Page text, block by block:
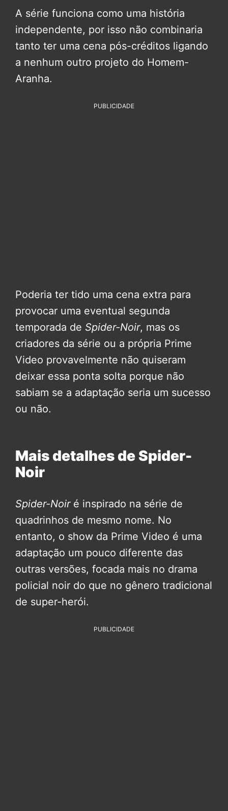
A série funciona como uma história
independente, por isso não combinaria
tanto ter uma cena pós-créditos ligando
a nenhum outro projeto do Homem-
Aranha.
PUBLICIDADE
Poderia ter tido uma cena extra para
provocar uma eventual segunda
temporada de Spider-Noir, mas os
criadores da série ou a própria Prime
Video provavelmente não quiseram
deixar essa ponta solta porque não
sabiam se a adaptação seria um sucesso
ou não.
Mais detalhes de Spider-
Noir
Spider-Noiré inspirado na série de
quadrinhos de mesmo nome. No
entanto, o show da Prime Video é uma
adaptação um pouco diferente das
outras versões, focada mais no drama
policial noir do que no gênero tradicional
de super-herói.
PUBLICIDADE